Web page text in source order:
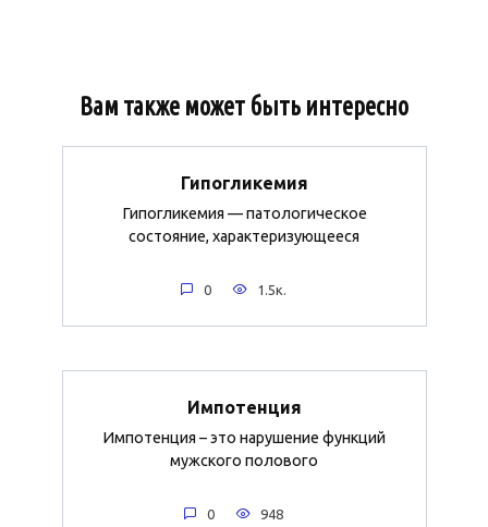
Вам также может быть интересно
Гипогликемия
Гипогликемия — патологическое
состояние, характеризующееся
0 1.5к.
Импотенция
Импотенция – это нарушение функций
мужского полового
0 948